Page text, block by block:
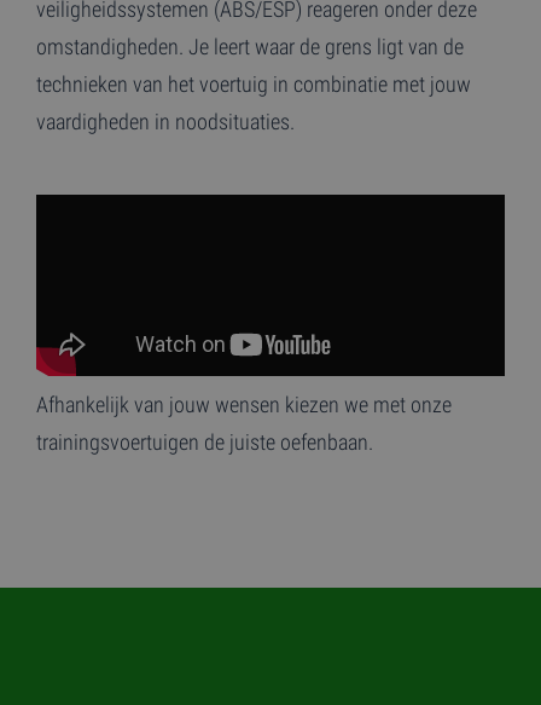
veiligheidssystemen (ABS/ESP) reageren onder deze
omstandigheden. Je leert waar de grens ligt van de
technieken van het voertuig in combinatie met jouw
vaardigheden in noodsituaties.
Afhankelijk van jouw wensen kiezen we met onze
trainingsvoertuigen de juiste oefenbaan.